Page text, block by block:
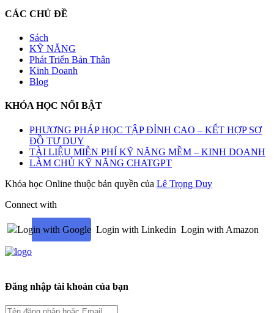
CÁC CHỦ ĐỀ
Sách
KỸ NĂNG
Phát Triển Bản Thân
Kinh Doanh
Blog
KHÓA HỌC NỔI BẬT
PHƯƠNG PHÁP HỌC TẬP ĐỈNH CAO – KẾT HỢP SƠ
ĐỒ TƯ DUY
TÀI LIỆU MIỄN PHÍ KỸ NĂNG MỀM – KINH DOANH
LÀM CHỦ KỸ NĂNG CHATGPT
Khóa học Online thuộc bản quyền của Lê Trọng Duy
Connect with
Login with Google Login with Linkedin Login with Amazon
Đăng nhập tài khoản của bạn